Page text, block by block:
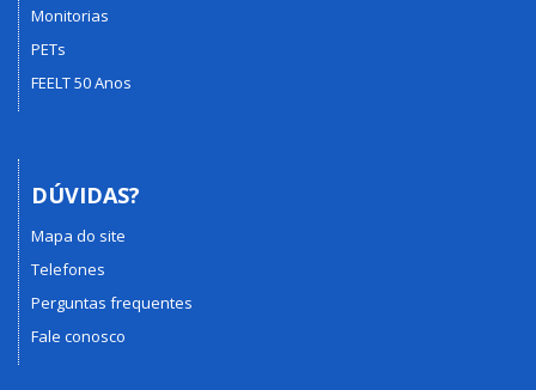
Monitorias
PETs
FEELT 50 Anos
DÚVIDAS?
Mapa do site
Telefones
Perguntas frequentes
Fale conosco